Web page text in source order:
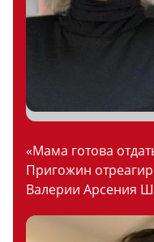
«Мама готова
Пригожин
Валерии Арсения